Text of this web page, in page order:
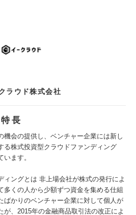
ラウド株式会社
長
機会の提供し、ベンチャー企業には新し
る株式投資型クラウドファンディング
います。
ィングとは 非上場会社が株式の発行によ
多くの人から少額ずつ資金を集める仕組
ばかりのベンチャー企業に対して個人が
が、2015年の金融商品取引法の改正によ